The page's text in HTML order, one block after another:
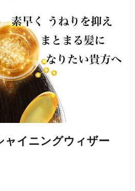
ャイニングウィザー